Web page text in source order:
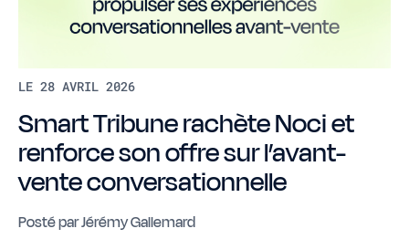
LE 28 AVRIL 2026
Smart Tribune rachète Noci et
renforce son offre sur l’avant-
vente conversationnelle
Posté parJérémy Gallemard